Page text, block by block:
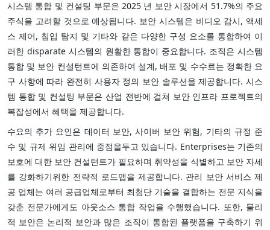
시스템 통합 및 컨설팅 부문은 2025 년 보안 시장에서 51.7%의 주요
주식을 고려할 것으로 예상됩니다. 보안 시스템은 비디오 감시, 액세
스 제어, 침입 탐지 및 기타와 같은 다양한 구성 요소를 통합하여 이
러한 disparate 시스템의 원활한 통합이 중요합니다. 조직은 시스템
통합 및 보안 컨설턴트에 의존하여 설계, 배포 및 수수료는 정확한 요
구 사항에 따라 완전히 사용자 정의 보안 솔루션을 제공합니다. 시스
템 통합 및 컨설팅 부문은 산업 전반에 걸쳐 보안 인프라 프로젝트의
복잡성에서 혜택을 제공합니다.
수요의 추가 요인은 데이터 보안, 사이버 보안 위험, 기타의 규정 준
수 및 규제 위임 관리에 중점을두고 있습니다. Enterprises는 기존의
보호에 대한 보안 컨설턴트가 필요하며 취약성을 식별하고 보안 자세
를 강화하기위한 전략적 로드맵을 제공합니다. 관리 보안 서비스 제
공 업체는 여러 공급업체로부터 최첨단 기술을 결합하는 전문 지식을
갖춘 전문가에게도 아웃소스 통합 작업을 수행했습니다. 또한, 물리
적 보안은 논리적 보안과 많은 조직이 통합된 플랫폼을 구축하기 위